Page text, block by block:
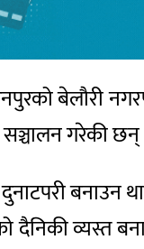
बेलौरी
गरेकी छन्
बनाउन
दैनिकी व्यस्त